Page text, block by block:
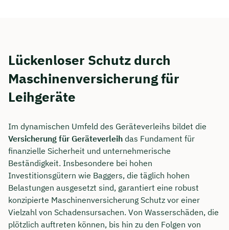
Lückenloser Schutz durch
Maschinenversicherung für
Leihgeräte
Im dynamischen Umfeld des Geräteverleihs bildet die
Versicherung für Geräteverleih das Fundament für
finanzielle Sicherheit und unternehmerische
Beständigkeit. Insbesondere bei hohen
Investitionsgütern wie Baggers, die täglich hohen
Belastungen ausgesetzt sind, garantiert eine robust
konzipierte Maschinenversicherung Schutz vor einer
Vielzahl von Schadensursachen. Von Wasserschäden, die
plötzlich auftreten können, bis hin zu den Folgen von
🗓️ Wählen Sie jetzt Ihren Wunschtermin: